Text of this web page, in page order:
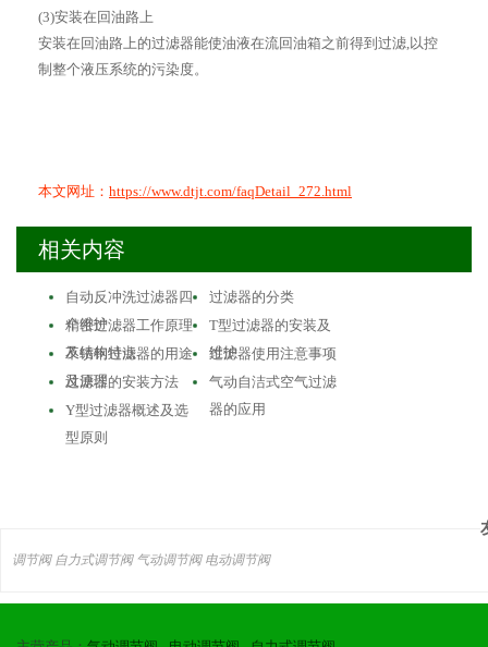
(3)安装在回油路上
安装在回油路上的过滤器能使油液在流回油箱之前得到过滤,以控
制整个液压系统的污染度。
本文网址： https://www.dtjt.com/faqDetail_272.html
相关内容
自动反冲洗过滤器四
个维护
过滤器的分类
精密过滤器工作原理
及结构特点
T型过滤器的安装及
维护
不锈钢过滤器的用途
及原理
过滤器使用注意事项
过滤器的安装方法
气动自洁式空气过滤
器的应用
Y型过滤器概述及选
型原则
调节阀 自力式调节阀 气动调节阀 电动调节阀